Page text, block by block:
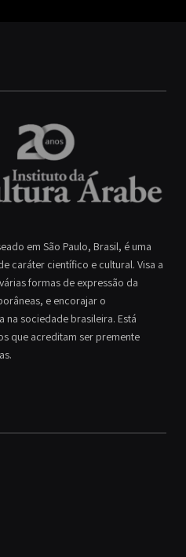
em São Paulo, Brasil, é uma
caráter científico e cultural. Visa a
formas de expressão da
e encorajar o
na sociedade brasileira. Está
que acreditam ser premente